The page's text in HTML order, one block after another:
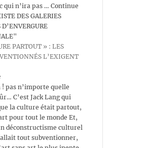
qui n’ira pas … Continue
DES GALERIES
PARTOUT » : LES
L’EXIGENT
pas n’importe quelle
C’est Jack Lang qui
la culture était partout,
pour tout le monde Et,
déconstructisme culturel
tout subventionner,